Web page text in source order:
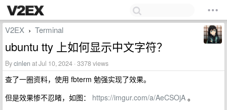
V2EX › Terminal
ubuntu tty 上如何显示中文字符？
Bycinlen at Jul 10, 2024 · 3378 views
查了一圈资料，使用 fbterm 勉强实现了效果。
但是效果惨不忍睹，如图： https://imgur.com/a/AeCSOjA 。